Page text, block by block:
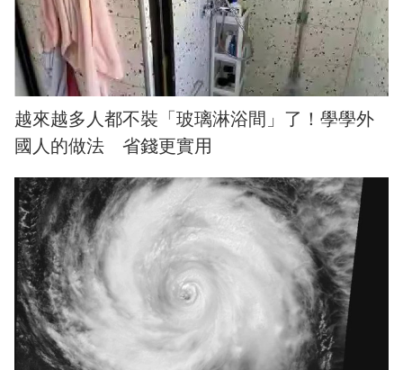
越來越多人都不裝「玻璃淋浴間」了！學學外
國人的做法 省錢更實用